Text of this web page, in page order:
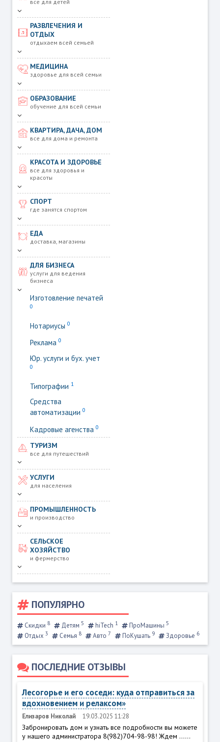
все для детей
РАЗВЛЕЧЕНИЯ И
ОТДЫХ
отдыхаем всей семьей
МЕДИЦИНА
здоровье для всей семьи
ОБРАЗОВАНИЕ
обучение для всей семьи
КВАРТИРА, ДАЧА, ДОМ
все для дома и ремонта
КРАСОТА И ЗДОРОВЬЕ
все для здоровья и
красоты
СПОРТ
где занятся спортом
ЕДА
доставка, магазины
ДЛЯ БИЗНЕСА
услуги для ведения
бизнеса
Изготовление печатей
0
Нотариусы0
Реклама0
Юр. услуги и бух. учет
0
Типографии 1
Средства
автоматизации0
Кадровые агенства0
ТУРИЗМ
все для путешествий
УСЛУГИ
для населения
ПРОМЫШЛЕННОСТЬ
и производство
СЕЛЬСКОЕ
ХОЗЯЙСТВО
и фермерство
ПОПУЛЯРНО
Скидки 8 Детям 5 hiTech 1 ПроМашины 5
Отдых 3 Семья 8 Авто 7 ПоКушать 9 Здоровье 6
ПОСЛЕДНИЕ ОТЗЫВЫ
Лесогорье и его соседи: куда отправиться за
вдохновением и релаксом»
Елизаров Николай 19.03.2025 11:28
Забронировать дом и узнать все подробности вы можете
у нашего администратора 8(982)704-98-98! Ждем ......